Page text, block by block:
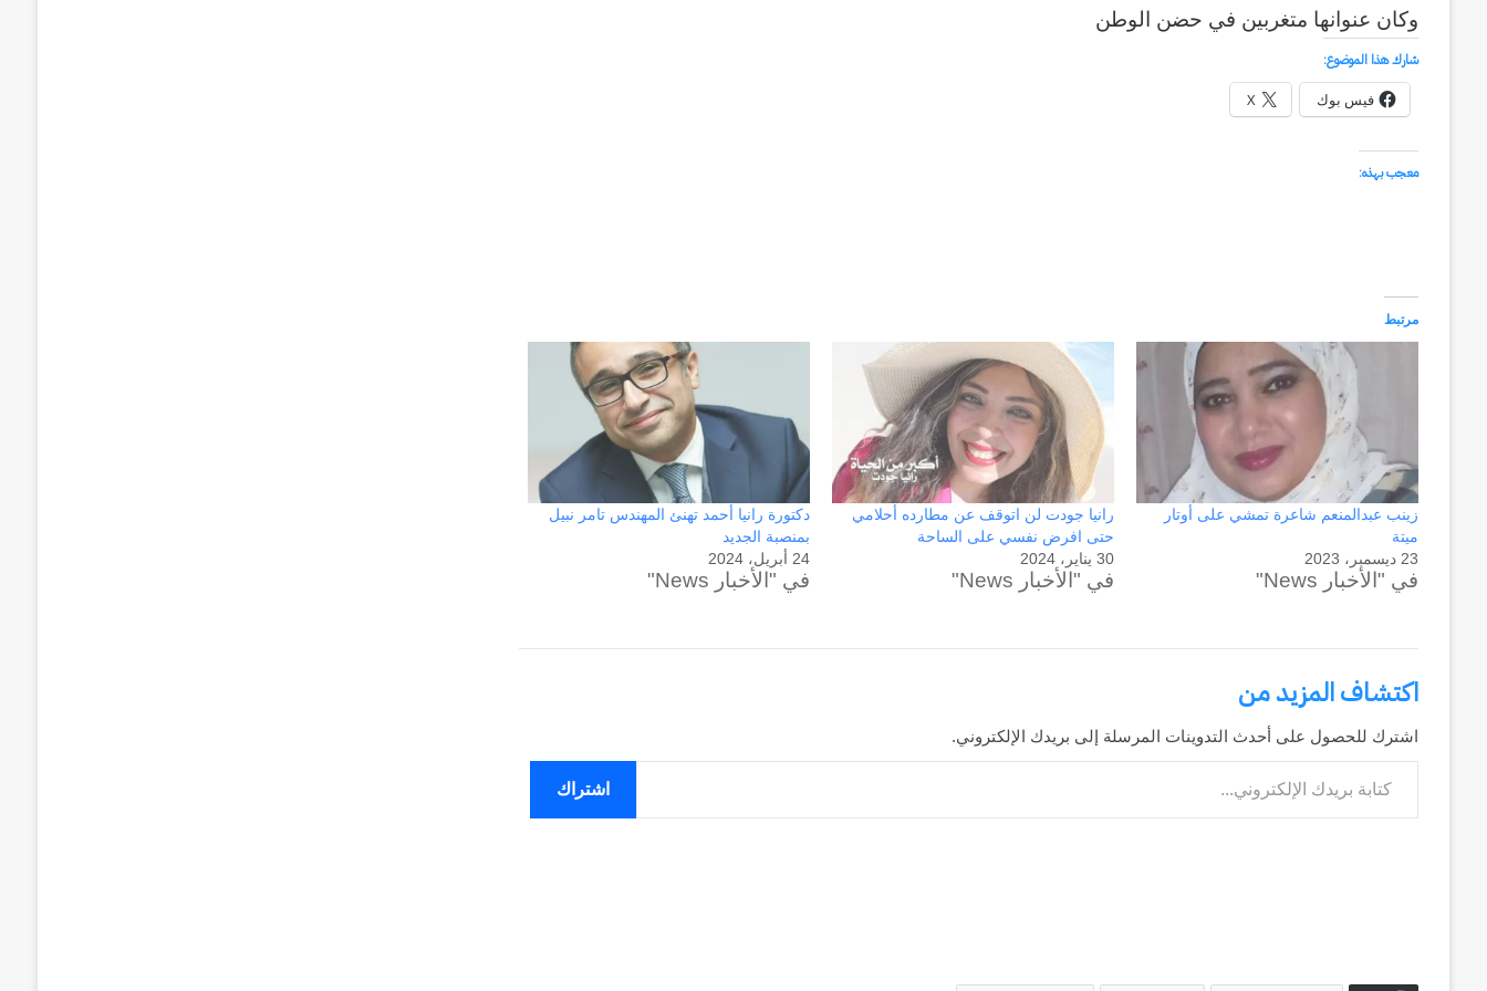
وكان عنوانها متغربين في حضن الوطن
شارك هذا الموضوع:
فيس بوك
X
معجب بهذه:
مرتبط
زينب عبدالمنعم شاعرة تمشي على أوتار
ميتة
23 ديسمبر، 2023
في "الأخبار News"
رانيا جودت لن اتوقف عن مطارده أحلامي
حتى افرض نفسي على الساحة
30 يناير، 2024
في "الأخبار News"
دكتورة رانيا أحمد تهنئ المهندس تامر نبيل
بمنصبة الجديد
24 أبريل، 2024
في "الأخبار News"
اكتشاف المزيد من
اشترك للحصول على أحدث التدوينات المرسلة إلى بريدك الإلكتروني.
كتابة بريدك الإلكتروني...
اشتراك